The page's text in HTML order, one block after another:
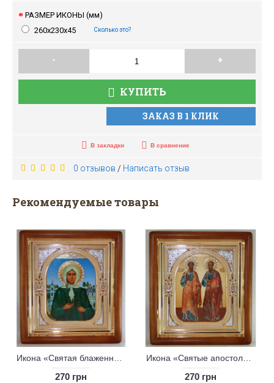
РАЗМЕР ИКОНЫ (мм)
260х230х45
Сколько это?
- +
КУПИТЬ
ЗАКАЗ В 1 КЛИК
В закладки В сравнение
0 отзывов / Написать отзыв
Рекомендуемые товары
Икона «Святые апостолы Петр и Павел»
270 грн
Икона «Святые благоверные Петр и Феврония»
210 грн